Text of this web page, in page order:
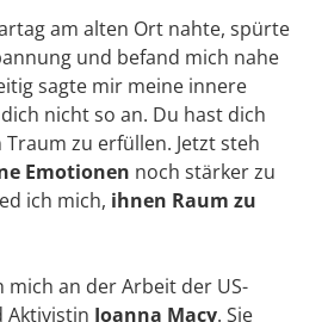
am alten Ort nahte, spürte
und befand mich nahe
sagte mir meine innere
nicht so an. Du hast dich
zu erfüllen. Jetzt steh
Emotionen noch stärker zu
ich mich, ihnen Raum zu
an der Arbeit der US-
Aktivistin Joanna Macy. Sie